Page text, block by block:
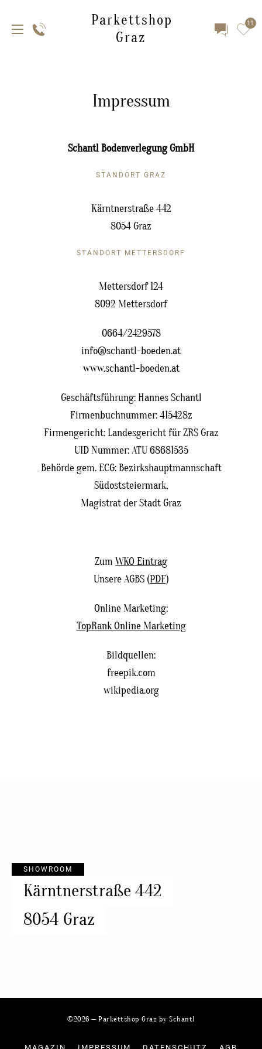
Parkettshop
Graz
11
Impressum
Schantl Bodenverlegung GmbH
STANDORT GRAZ
Kärntnerstraße 442
8054 Graz
STANDORT METTERSDORF
Mettersdorf 124
8092 Mettersdorf
0664/2429578
info@schantl-boeden.at
www.schantl-boeden.at
Geschäftsführung: Hannes Schantl
Firmenbuchnummer: 415428z
Firmengericht: Landesgericht für ZRS Graz
UID Nummer: ATU 68681535
Behörde gem. ECG: Bezirkshauptmannschaft
Südoststeiermark,
Magistrat der Stadt Graz
Zum WKO Eintrag
Unsere AGBS (PDF)
Online Marketing:
TopRank Online Marketing
Bildquellen:
freepik.com
wikipedia.org
SHOWROOM
Kärntnerstraße 442
8054 Graz
©2026 — Parkettshop Graz by Schantl